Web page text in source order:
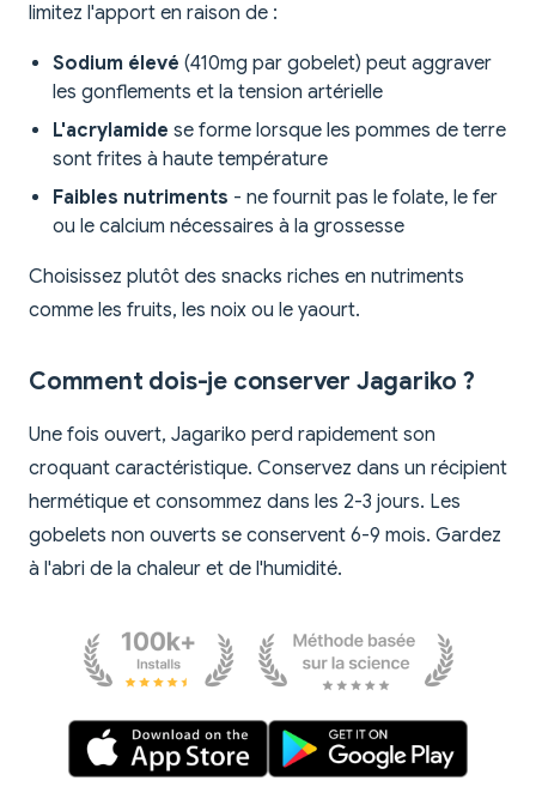
limitez l'apport en raison de :
Sodium élevé (410mg par gobelet) peut aggraver
les gonflements et la tension artérielle
L'acrylamide se forme lorsque les pommes de terre
sont frites à haute température
Faibles nutriments - ne fournit pas le folate, le fer
ou le calcium nécessaires à la grossesse
Choisissez plutôt des snacks riches en nutriments
comme les fruits, les noix ou le yaourt.
Comment dois-je conserver Jagariko ?
Une fois ouvert, Jagariko perd rapidement son
croquant caractéristique. Conservez dans un récipient
hermétique et consommez dans les 2-3 jours. Les
gobelets non ouverts se conservent 6-9 mois. Gardez
à l'abri de la chaleur et de l'humidité.